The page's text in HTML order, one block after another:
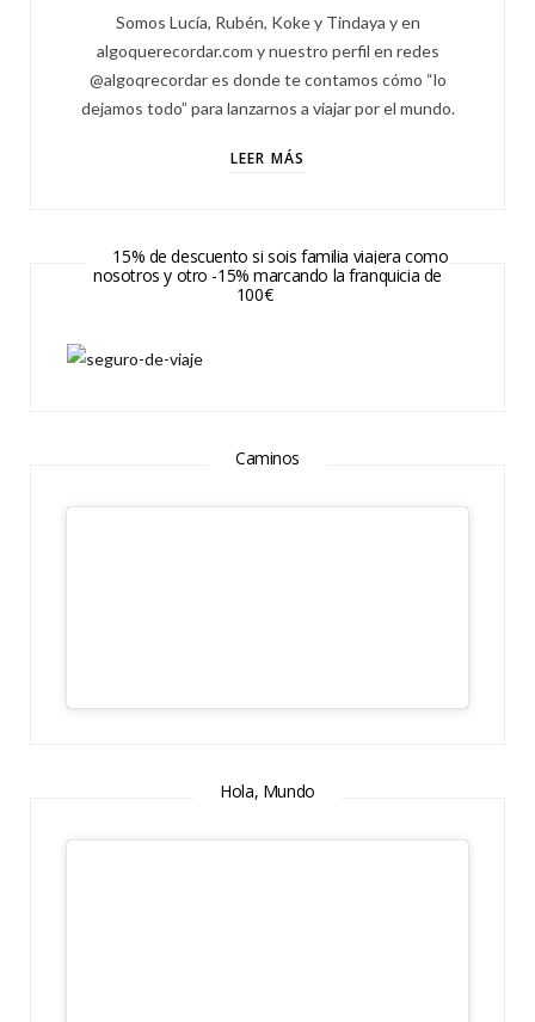
Somos Lucía, Rubén, Koke y Tindaya y en
algoquerecordar.com y nuestro perfil en redes
@algoqrecordar es donde te contamos cómo “lo
dejamos todo” para lanzarnos a viajar por el mundo.
LEER MÁS
15% de descuento si sois familia viajera como
nosotros y otro -15% marcando la franquicia de
100€
Caminos
Hola, Mundo